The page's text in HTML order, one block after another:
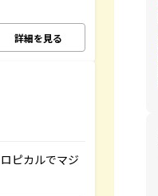
詳細を見る
ピカルでマジ